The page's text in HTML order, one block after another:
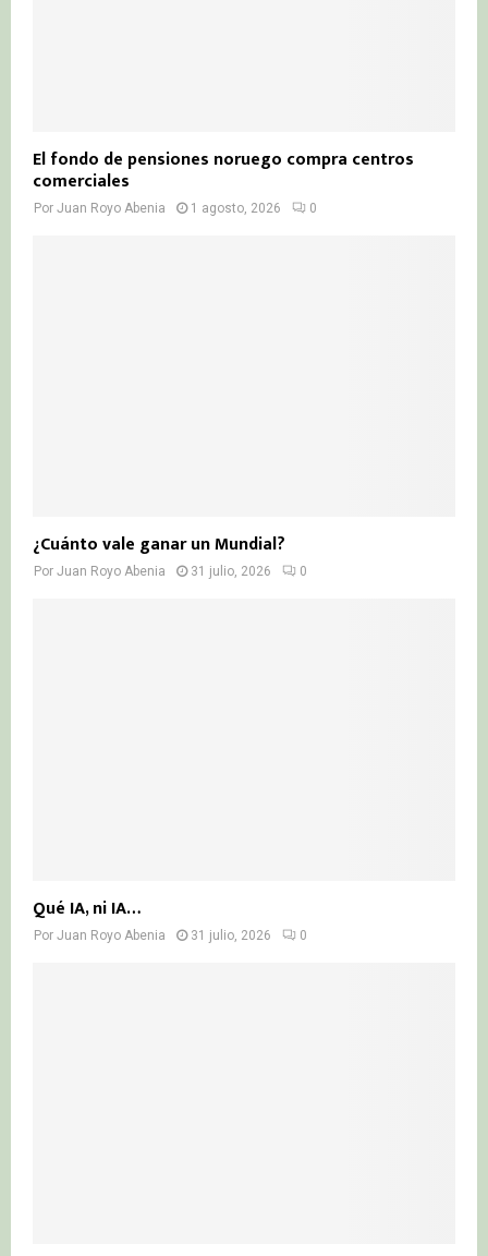
El fondo de pensiones noruego compra centros
comerciales
Por Juan Royo Abenia 1 agosto, 2026 0
¿Cuánto vale ganar un Mundial?
Por Juan Royo Abenia 31 julio, 2026 0
Qué IA, ni IA…
Por Juan Royo Abenia 31 julio, 2026 0